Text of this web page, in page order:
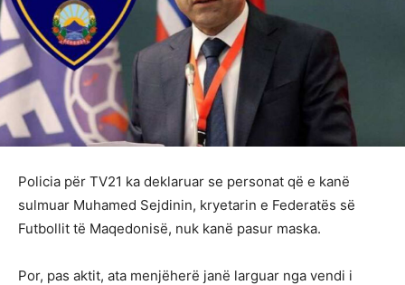
Policia për TV21 ka deklaruar se personat që e kanë
sulmuar Muhamed Sejdinin, kryetarin e Federatës së
Futbollit të Maqedonisë, nuk kanë pasur maska.
Por, pas aktit, ata menjëherë janë larguar nga vendi i